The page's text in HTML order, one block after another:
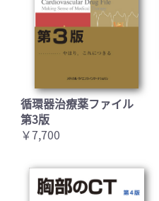
循環器治療薬ファイル
第3版
￥7,700